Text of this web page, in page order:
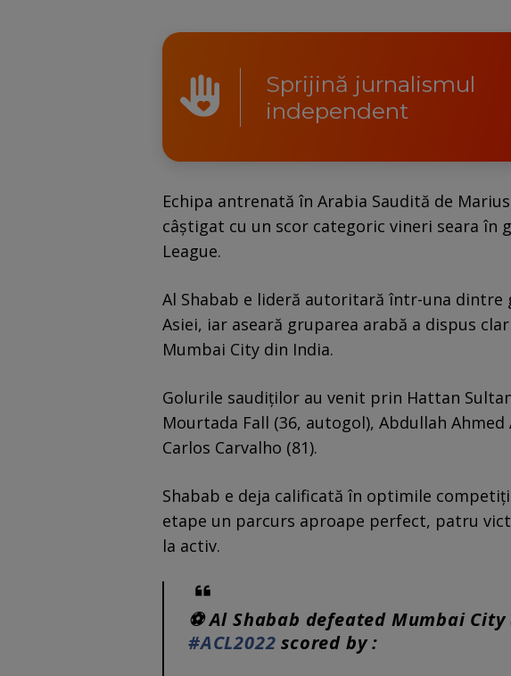
Sprijină jurnalismul
independent
Echipa antrenată în Arabia Saudită de
câștigat cu un scor categoric vineri seara în
League.
Al Shabab e lideră autoritară într-una dintre
Asiei, iar aseară gruparea arabă a dispus
Mumbai City din India.
Golurile saudiților au venit prin Hattan
Mourtada Fall (36, autogol), Abdullah Ahmed
Carlos Carvalho (81).
Shabab e deja calificată în optimile
etape un parcurs aproape perfect, patru
la activ.
⚽️ Al Shabab defeated Mumbai
#ACL2022 scored by :